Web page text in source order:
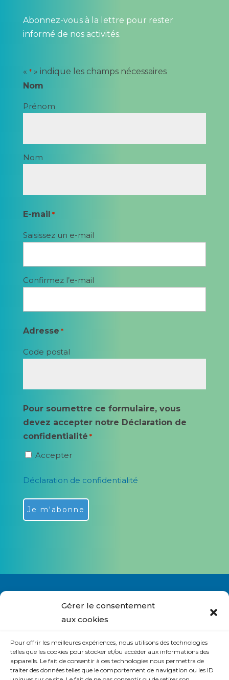
Gérer le consentement
aux cookies
Pour offrir les meilleures expériences, nous utilisons des technologies
telles que les cookies pour stocker et/ou accéder aux informations des
appareils. Le fait de consentir à ces technologies nous permettra de
traiter des données telles que le comportement de navigation ou les ID
Abonnez-vous à la lettre pour rester
informé de nos activités.
« *» indique les champs nécessaires
Nom
Prénom
Nom
E-mail *
Saisissez un e-mail
Confirmez l’e-mail
Adresse *
Code postal
Pour soumettre ce formulaire, vous
devez accepter notre Déclaration de
confidentialité *
Accepter
Déclaration de confidentialité
Nous contacter
S’abonner à la lettre du site
Politique de cookies (UE)